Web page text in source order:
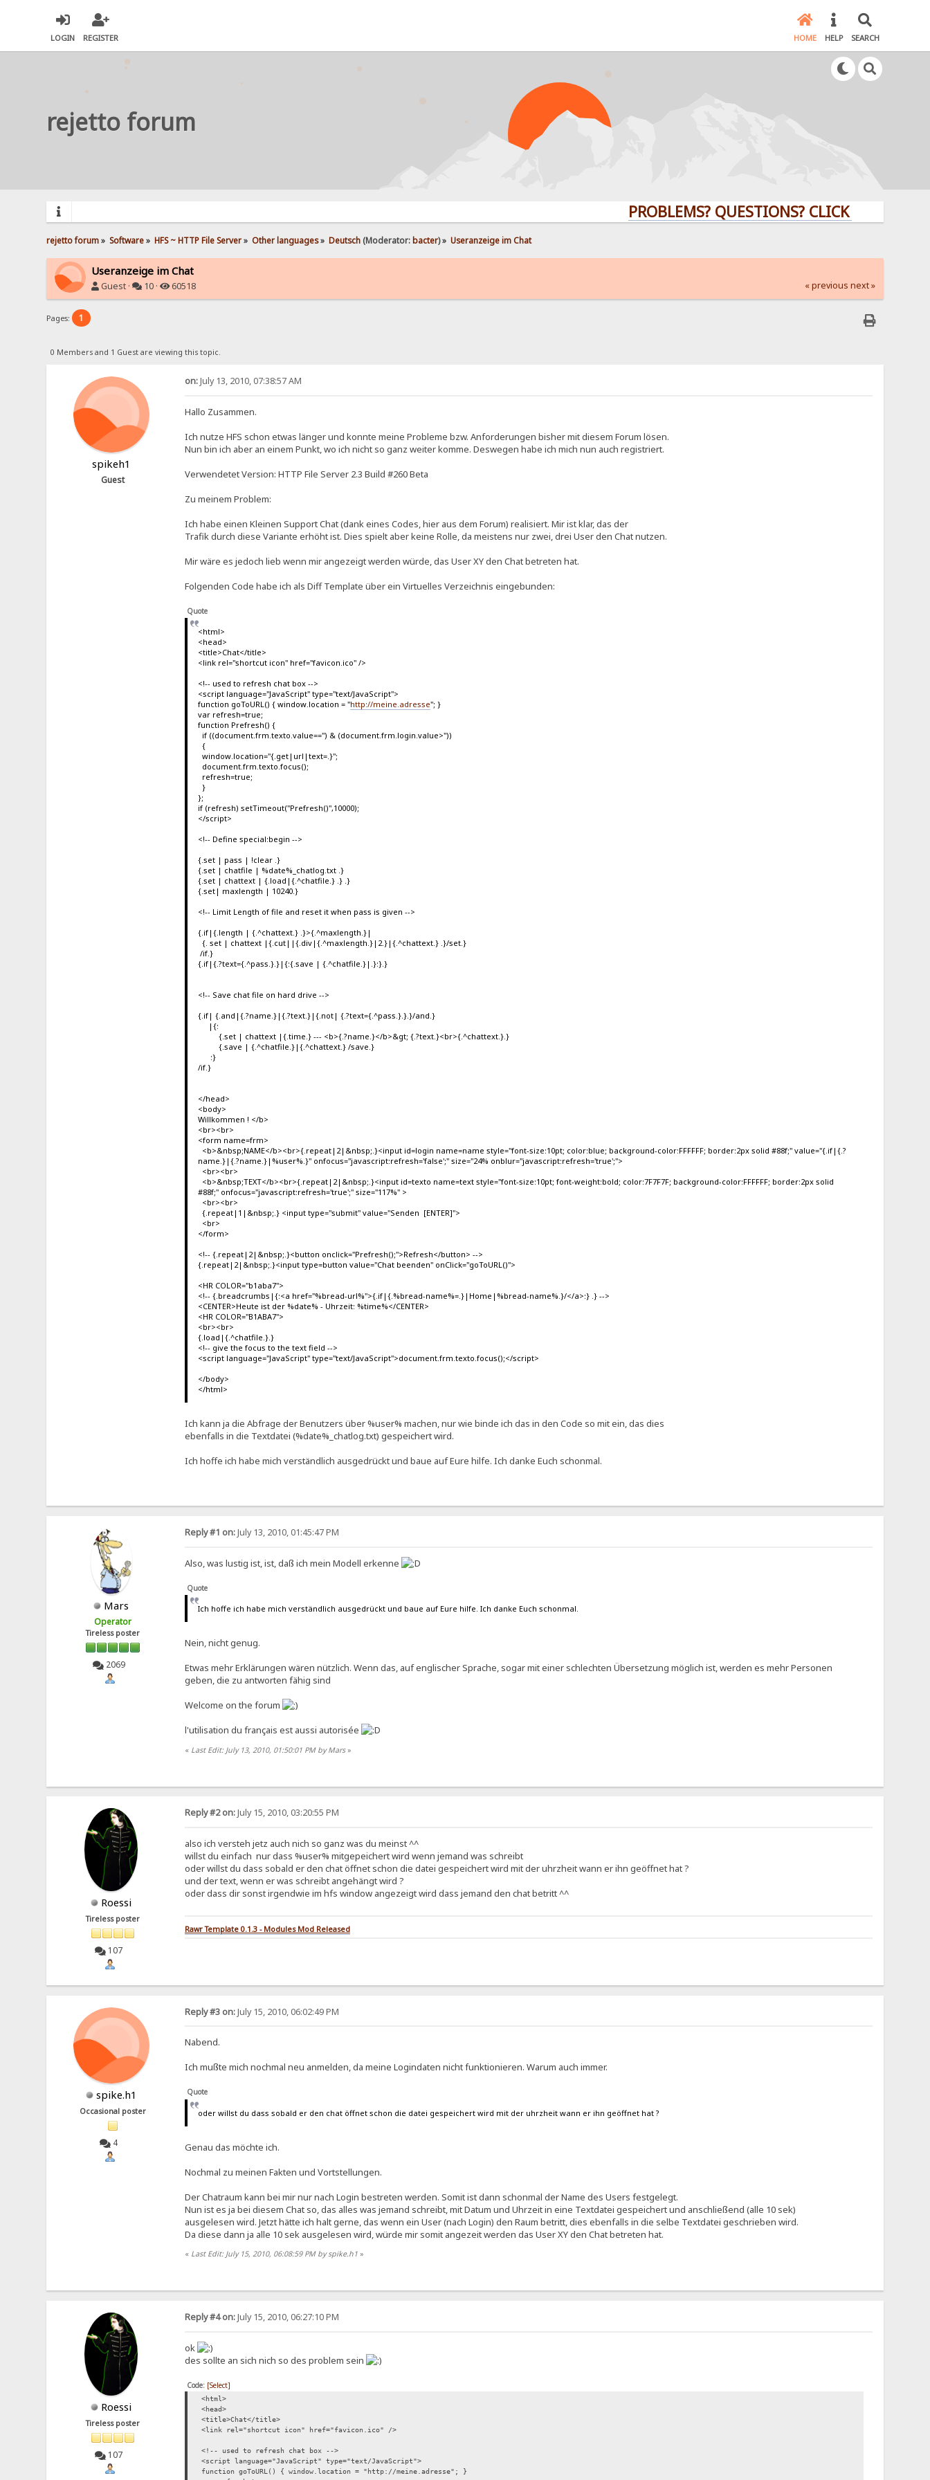
LOGIN REGISTER HOME HELP SEARCH
rejetto forum
PROBLEMS? QUESTIONS? CLICK HERE!
rejetto forum» Software» HFS ~ HTTP File Server» Other languages» Deutsch(Moderator: bacter) » Useranzeige im Chat
Useranzeige im Chat
Guest · 10 · 60518 « previous next »
Pages: 1
0 Members and 1 Guest are viewing this topic.
spikeh1
Guest
on:July 13, 2010, 07:38:57 AM
Hallo Zusammen.
Ich nutze HFS schon etwas länger und konnte meine Probleme bzw. Anforderungen bisher mit diesem Forum lösen.
Nun bin ich aber an einem Punkt, wo ich nicht so ganz weiter komme. Deswegen habe ich mich nun auch registriert.
Verwendetet Version: HTTP File Server 2.3 Build #260 Beta
Zu meinem Problem:
Ich habe einen Kleinen Support Chat (dank eines Codes, hier aus dem Forum) realisiert. Mir ist klar, das der
Trafik durch diese Variante erhöht ist. Dies spielt aber keine Rolle, da meistens nur zwei, drei User den Chat nutzen.
Mir wäre es jedoch lieb wenn mir angezeigt werden würde, das User XY den Chat betreten hat.
Folgenden Code habe ich als Diff Template über ein Virtuelles Verzeichnis eingebunden:
Quote
<html>
<head>
<title>Chat</title>
<link rel="shortcut icon" href="favicon.ico" />
<!-- used to refresh chat box -->
<script language="JavaScript" type="text/JavaScript">
function goToURL() { window.location = "http://meine.adresse"; }
var refresh=true;
function Prefresh() {
if ((document.frm.texto.value=='') & (document.frm.login.value>''))
{
window.location="{.get|url|text=.}";
document.frm.texto.focus();
refresh=true;
}
};
if (refresh) setTimeout("Prefresh()",10000);
</script>
<!-- Define special:begin -->
{.set | pass | !clear .}
{.set | chatfile | %date%_chatlog.txt .}
{.set | chattext | {.load|{.^chatfile.} .} .}
{.set| maxlength | 10240.}
<!-- Limit Length of file and reset it when pass is given -->
{.if|{.length | {.^chattext.} .}>{.^maxlength.}|
{. set | chattext |{.cut||{.div|{.^maxlength.}|2.}|{.^chattext.} .}/set.}
/if.}
{.if|{.?text={.^pass.}.}|{:{.save | {.^chatfile.}|.}:}.}
<!-- Save chat file on hard drive -->
{.if| {.and|{.?name.}|{.?text.}|{.not| {.?text={.^pass.}.}.}/and.}
|{:
{.set | chattext |{.time.} --- <b>{.?name.}</b>&gt; {.?text.}<br>{.^chattext.}.}
{.save | {.^chatfile.}|{.^chattext.} /save.}
:}
/if.}
</head>
<body>
Willkommen ! </b>
<br><br>
<form name=frm>
<b>&nbsp;NAME</b><br>{.repeat|2|&nbsp;.}<input id=login name=name style="font-size:10pt; color:blue; background-color:FFFFFF; border:2px solid #88f;" value="{.if|{.?
name.}|{.?name.}|%user%.}" onfocus="javascript:refresh='false';" size="24% onblur="javascript:refresh='true';">
<br><br>
<b>&nbsp;TEXT</b><br>{.repeat|2|&nbsp;.}<input id=texto name=text style="font-size:10pt; font-weight:bold; color:7F7F7F; background-color:FFFFFF; border:2px solid
#88f;" onfocus="javascript:refresh='true';" size="117%" >
<br><br>
{.repeat|1|&nbsp;.} <input type="submit" value="Senden [ENTER]">
<br>
</form>
<!-- {.repeat|2|&nbsp;.}<button onclick="Prefresh();">Refresh</button> -->
{.repeat|2|&nbsp;.}<input type=button value="Chat beenden" onClick="goToURL()">
<HR COLOR="b1aba7">
<!-- {.breadcrumbs|{:<a href="%bread-url%">{.if|{.%bread-name%=.}|Home|%bread-name%.}/</a>:} .} -->
<CENTER>Heute ist der %date% - Uhrzeit: %time%</CENTER>
<HR COLOR="B1ABA7">
<br><br>
{.load|{.^chatfile.}.}
<!-- give the focus to the text field -->
<script language="JavaScript" type="text/JavaScript">document.frm.texto.focus();</script>
</body>
</html>
Ich kann ja die Abfrage der Benutzers über %user% machen, nur wie binde ich das in den Code so mit ein, das dies
ebenfalls in die Textdatei (%date%_chatlog.txt) gespeichert wird.
Ich hoffe ich habe mich verständlich ausgedrückt und baue auf Eure hilfe. Ich danke Euch schonmal.
Mars
Operator
Tireless poster
2069
Reply #1 on:July 13, 2010, 01:45:47 PM
Also, was lustig ist, ist, daß ich mein Modell erkenne
Quote
Ich hoffe ich habe mich verständlich ausgedrückt und baue auf Eure hilfe. Ich danke Euch schonmal.
Nein, nicht genug.
Etwas mehr Erklärungen wären nützlich. Wenn das, auf englischer Sprache, sogar mit einer schlechten Übersetzung möglich ist, werden es mehr Personen
geben, die zu antworten fähig sind
Welcome on the forum
l'utilisation du français est aussi autorisée
« Last Edit: July 13, 2010, 01:50:01 PM by Mars»
Roessi
Tireless poster
107
Reply #2 on:July 15, 2010, 03:20:55 PM
also ich versteh jetz auch nich so ganz was du meinst ^^
willst du einfach nur dass %user% mitgepeichert wird wenn jemand was schreibt
oder willst du dass sobald er den chat öffnet schon die datei gespeichert wird mit der uhrzheit wann er ihn geöffnet hat ?
und der text, wenn er was schreibt angehängt wird ?
oder dass dir sonst irgendwie im hfs window angezeigt wird dass jemand den chat betritt ^^
Rawr Template 0.1.3 - Modules Mod Released
spike.h1
Occasional poster
4
Reply #3 on:July 15, 2010, 06:02:49 PM
Nabend.
Ich mußte mich nochmal neu anmelden, da meine Logindaten nicht funktionieren. Warum auch immer.
Quote
oder willst du dass sobald er den chat öffnet schon die datei gespeichert wird mit der uhrzheit wann er ihn geöffnet hat ?
Genau das möchte ich.
Nochmal zu meinen Fakten und Vortstellungen.
Der Chatraum kann bei mir nur nach Login bestreten werden. Somit ist dann schonmal der Name des Users festgelegt.
Nun ist es ja bei diesem Chat so, das alles was jemand schreibt, mit Datum und Uhrzeit in eine Textdatei gespeichert und anschließend (alle 10 sek)
ausgelesen wird. Jetzt hätte ich halt gerne, das wenn ein User (nach Login) den Raum betritt, dies ebenfalls in die selbe Textdatei geschrieben wird.
Da diese dann ja alle 10 sek ausgelesen wird, würde mir somit angezeit werden das User XY den Chat betreten hat.
« Last Edit: July 15, 2010, 06:08:59 PM by spike.h1»
Roessi
Tireless poster
107
Reply #4 on:July 15, 2010, 06:27:10 PM
ok
des sollte an sich nich so des problem sein
Code: [Select]
<html>
<head>
<title>Chat</title>
<link rel="shortcut icon" href="favicon.ico" />
<!-- used to refresh chat box -->
<script language="JavaScript" type="text/JavaScript">
function goToURL() { window.location = "http://meine.adresse"; }